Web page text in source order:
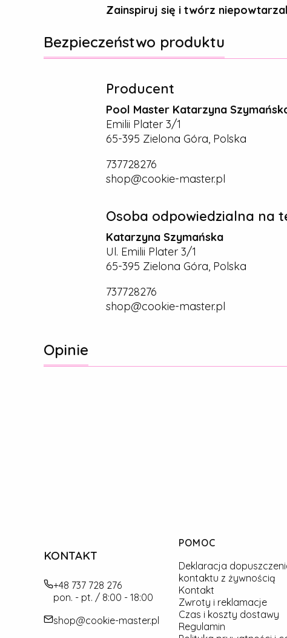
Zainspiruj się i twórz
Bezpieczeństwo produktu
Producent
Pool Master Katarzyna
Emilii Plater 3/1
65-395 Zielona Góra, Polska
737728276
shop@cookie-master.pl
Osoba odpowiedzialna na
Katarzyna Szymańska
Ul. Emilii Plater 3/1
65-395 Zielona Góra, Polska
737728276
shop@cookie-master.pl
Opinie
KONTAKT
+48 737 728 276
pon. - pt. / 8:00 - 18:00
shop@cookie-master.pl
Linki w stopce
POMOC
Deklaracja
kontaktu z żywnością
Kontakt
Zwroty i reklamacje
Czas i koszty dostawy
Regulamin